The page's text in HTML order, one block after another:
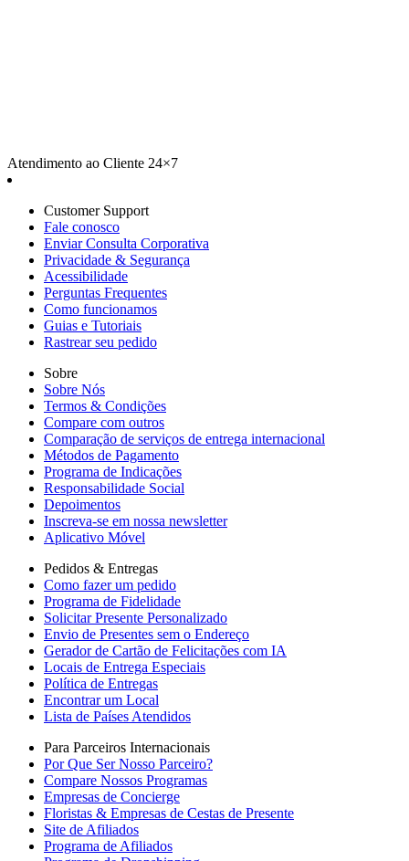
Atendimento ao Cliente 24×7
Customer Support
Fale conosco
Enviar Consulta Corporativa
Privacidade & Segurança
Acessibilidade
Perguntas Frequentes
Como funcionamos
Guias e Tutoriais
Rastrear seu pedido
Sobre
Sobre Nós
Termos & Condições
Compare com outros
Comparação de serviços de entrega internacional
Métodos de Pagamento
Programa de Indicações
Responsabilidade Social
Depoimentos
Inscreva-se em nossa newsletter
Aplicativo Móvel
Pedidos & Entregas
Como fazer um pedido
Programa de Fidelidade
Solicitar Presente Personalizado
Envio de Presentes sem o Endereço
Gerador de Cartão de Felicitações com IA
Locais de Entrega Especiais
Política de Entregas
Encontrar um Local
Lista de Países Atendidos
Para Parceiros Internacionais
Por Que Ser Nosso Parceiro?
Compare Nossos Programas
Empresas de Concierge
Floristas & Empresas de Cestas de Presente
Site de Afiliados
Programa de Afiliados